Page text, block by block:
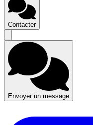
Contacter
Envoyer un message